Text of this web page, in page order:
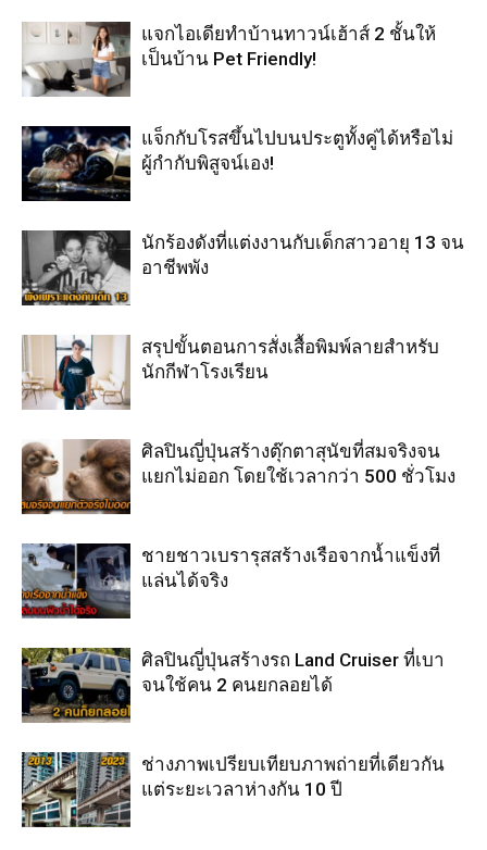
แจกไอเดียทำบ้านทาวน์เฮ้าส์ 2 ชั้นให้
เป็นบ้าน Pet Friendly!
แจ็กกับโรสขึ้นไปบนประตูทั้งคู่ได้หรือไม่
ผู้กำกับพิสูจน์เอง!
นักร้องดังที่แต่งงานกับเด็กสาวอายุ 13 จน
อาชีพพัง
สรุปขั้นตอนการสั่งเสื้อพิมพ์ลายสำหรับ
นักกีฬาโรงเรียน
ศิลปินญี่ปุ่นสร้างตุ๊กตาสุนัขที่สมจริงจน
แยกไม่ออก โดยใช้เวลากว่า 500 ชั่วโมง
ชายชาวเบรารุสสร้างเรือจากน้ำแข็งที่
แล่นได้จริง
ศิลปินญี่ปุ่นสร้างรถ Land Cruiser ที่เบา
จนใช้คน 2 คนยกลอยได้
ช่างภาพเปรียบเทียบภาพถ่ายที่เดียวกัน
แต่ระยะเวลาห่างกัน 10 ปี